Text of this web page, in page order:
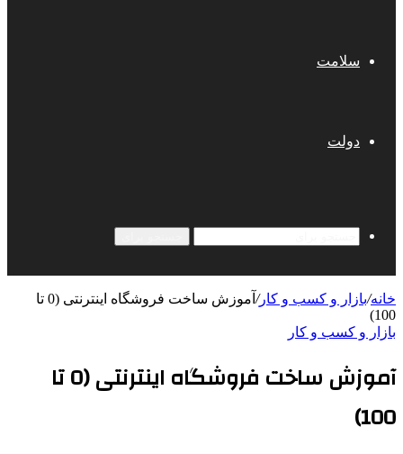
سلامت
دولت
خانه/بازار و کسب و کار/
آموزش ساخت فروشگاه اینترنتی (0 تا
100)
بازار و کسب و کار
آموزش ساخت فروشگاه اینترنتی (0 تا
100)